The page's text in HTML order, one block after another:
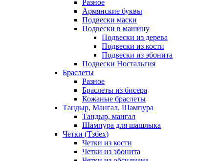
Разное
Армянские буквы
Подвески маски
Подвески в машину
Подвески из дерева
Подвески из кости
Подвески из эбонита
Подвески Ностальгия
Браслеты
Разное
Браслеты из бисера
Кожаные браслеты
Тандыр, Мангал, Шампура
Тандыр, мангал
Шампура для шашлыка
Четки (Тзбех)
Четки из кости
Четки из эбонита